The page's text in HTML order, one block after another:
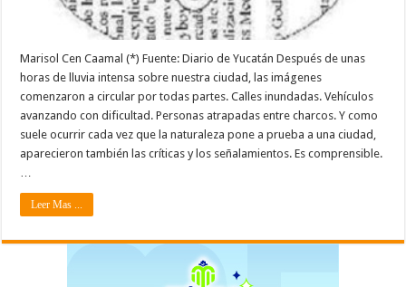
Marisol Cen Caamal (*) Fuente: Diario de Yucatán Después de unas
horas de lluvia intensa sobre nuestra ciudad, las imágenes
comenzaron a circular por todas partes. Calles inundadas. Vehículos
avanzando con dificultad. Personas atrapadas entre charcos. Y como
suele ocurrir cada vez que la naturaleza pone a prueba a una ciudad,
aparecieron también las críticas y los señalamientos. Es comprensible.
Leer Mas ...